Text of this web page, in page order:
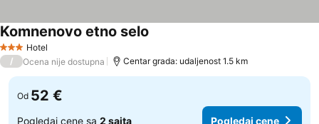
3 Zvezdice
Hotel
Komnenovo etno selo
/ Ocena nije dostupna Centar grada: udaljenost 1.5 km
Od 52 €
Pogledaj cene sa 2 sajta Pogledaj cene